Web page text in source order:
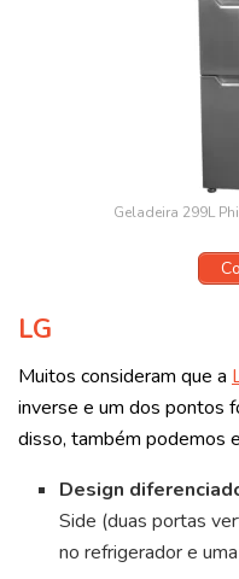
Geladeira 299L
LG
Muitos consideram que a
inverse e um dos pontos
disso, também podemos
Design
Side (duas portas
no refrigerador e